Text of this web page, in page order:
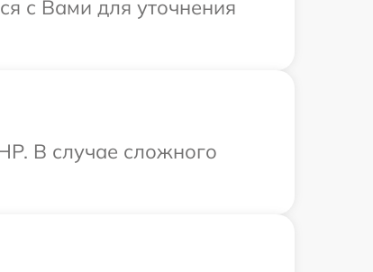
с Вами для уточнения
В случае сложного